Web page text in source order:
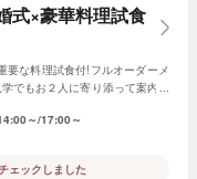
式×豪華料理試食
要な料理試食付!フルオーダーメ
でもお２人に寄り添って案内さ
～ 17:00～
ェックしました